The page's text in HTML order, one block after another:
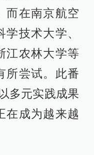
而在南京航空
技术大学、
江农林大学等
所尝试。此番
多元实践成果
在成为越来越